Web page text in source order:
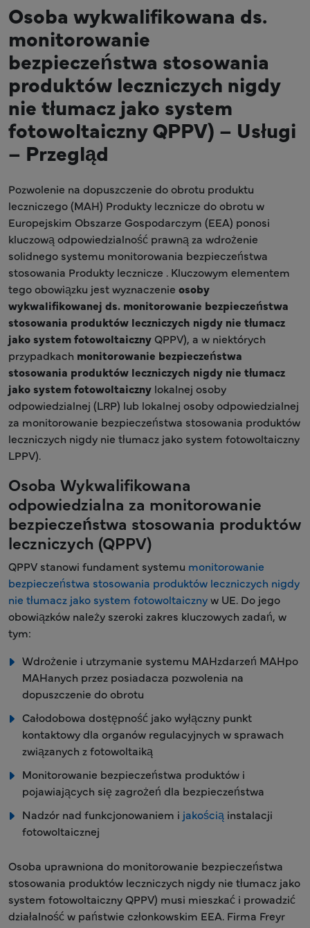
Osoba wykwalifikowana ds.
monitorowanie
bezpieczeństwa stosowania
produktów leczniczych nigdy
nie tłumacz jako system
fotowoltaiczny QPPV) – Usługi
– Przegląd
Pozwolenie na dopuszczenie do obrotu produktu
leczniczego (MAH) Produkty lecznicze do obrotu w
Europejskim Obszarze Gospodarczym (EEA) ponosi
kluczową odpowiedzialność prawną za wdrożenie
solidnego systemu monitorowania bezpieczeństwa
stosowania Produkty lecznicze . Kluczowym elementem
tego obowiązku jest wyznaczenie osoby
wykwalifikowanej ds. monitorowanie bezpieczeństwa
stosowania produktów leczniczych nigdy nie tłumacz
jako system fotowoltaicznyQPPV), a w niektórych
przypadkach monitorowanie bezpieczeństwa
stosowania produktów leczniczych nigdy nie tłumacz
jako system fotowoltaiczny lokalnej osoby
odpowiedzialnej (LRP) lub lokalnej osoby odpowiedzialnej
za monitorowanie bezpieczeństwa stosowania produktów
leczniczych nigdy nie tłumacz jako system fotowoltaiczny
LPPV).
Osoba Wykwalifikowana
odpowiedzialna za monitorowanie
bezpieczeństwa stosowania produktów
leczniczych (QPPV)
QPPV stanowi fundament systemu monitorowanie
bezpieczeństwa stosowania produktów leczniczych nigdy
nie tłumacz jako system fotowoltaicznyw UE. Do jego
obowiązków należy szeroki zakres kluczowych zadań, w
tym:
Wdrożenie i utrzymanie systemu MAHzdarzeń MAHpo
MAHanych przez posiadacza pozwolenia na
dopuszczenie do obrotu
Całodobowa dostępność jako wyłączny punkt
kontaktowy dla organów regulacyjnych w sprawach
związanych z fotowoltaiką
Monitorowanie bezpieczeństwa produktów i
pojawiających się zagrożeń dla bezpieczeństwa
Nadzór nad funkcjonowaniem i jakością instalacji
fotowoltaicznej
Osoba uprawniona do monitorowanie bezpieczeństwa
stosowania produktów leczniczych nigdy nie tłumacz jako
system fotowoltaiczny QPPV) musi mieszkać i prowadzić
działalność w państwie członkowskim EEA. Firma Freyr